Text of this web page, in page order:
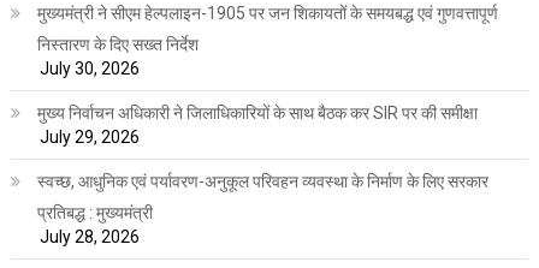
मुख्यमंत्री ने सीएम हेल्पलाइन-1905 पर जन शिकायतों के समयबद्ध एवं गुणवत्तापूर्ण
निस्तारण के दिए सख्त निर्देश
July 30, 2026
मुख्य निर्वाचन अधिकारी ने जिलाधिकारियों के साथ बैठक कर SIR पर की समीक्षा
July 29, 2026
स्वच्छ, आधुनिक एवं पर्यावरण-अनुकूल परिवहन व्यवस्था के निर्माण के लिए सरकार
प्रतिबद्ध : मुख्यमंत्री
July 28, 2026